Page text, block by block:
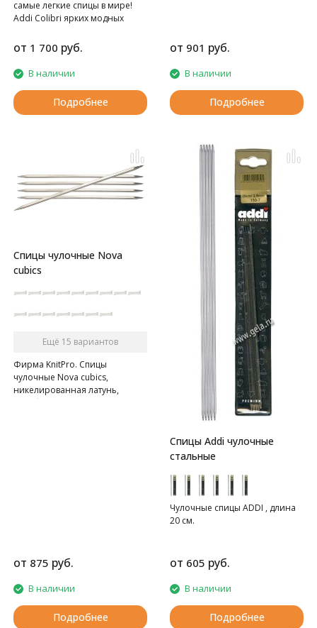
самые легкие спицы в мире!
Аddi Colibri ярких модных
исключительной точностью.
от 1 700 руб.
В наличии
Подробнее
от 901 руб.
В наличии
Подробнее
Спицы чулочные Nova
cubics
Ещё 15 вариантов
Фирма KnitPro. Спицы
чулочные Nova cubics,
никелированная латунь,
серебристый, 5шт в упаковке
от 875 руб.
В наличии
Подробнее
Спицы Addi чулочные
стальные
Чулочные спицы ADDI , длина
20 см.
от 605 руб.
В наличии
Подробнее